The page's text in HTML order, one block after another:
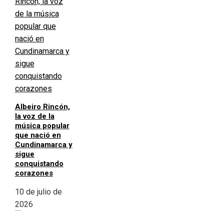
Albeiro Rincón,
la voz de la
música popular
que nació en
Cundinamarca y
sigue
conquistando
corazones
10 de julio de
2026